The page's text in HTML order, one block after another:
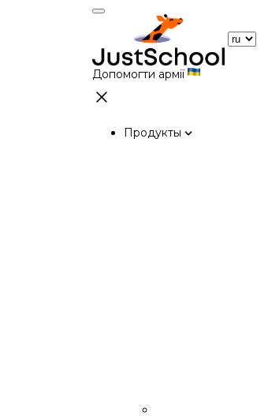
Допомогти армії
Продукты